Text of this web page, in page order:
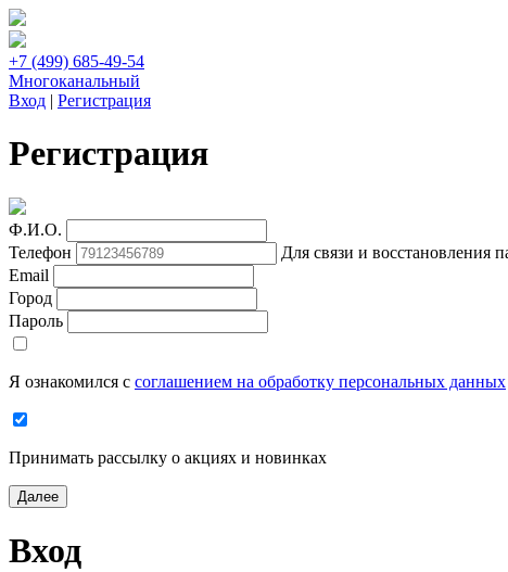
+7 (499) 685-49-54
Многоканальный
Вход | Регистрация
Регистрация
Ф.И.О.
Телефон
Для связи и восстановления
Email
Город
Пароль
Я ознакомился с соглашением на обработку персональных данных
Принимать рассылку о акциях и новинках
Далее
Вход